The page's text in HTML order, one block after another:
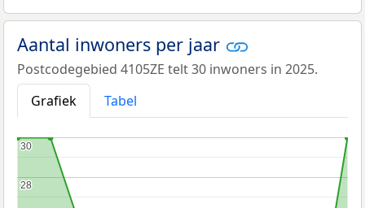
Aantal inwoners per jaar
Postcodegebied 4105ZE telt 30 inwoners in 2025.
Grafiek
Tabel
28
28
30
30